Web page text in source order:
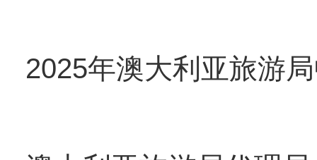
2025年澳大利亚旅游